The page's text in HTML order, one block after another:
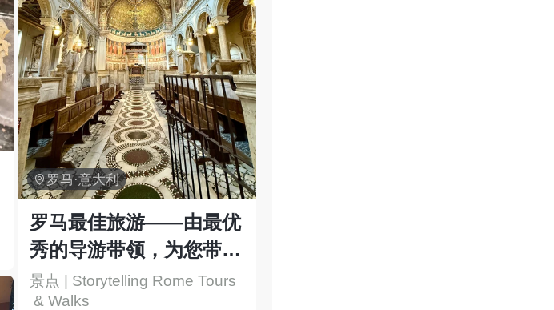
罗马·意大利
罗马最佳旅游——由最优
秀的导游带领，为您带来
难忘的体验！
景点 | Storytelling Rome Tours
& Walks